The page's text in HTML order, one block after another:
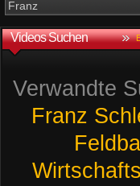
Videos Suchen
Verwandte
Franz